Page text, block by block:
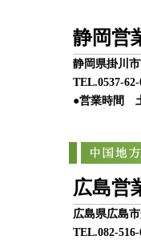
静岡営
静岡県掛川
TEL.0537-
●営業時間
広島営
広島県広島
TEL.082-